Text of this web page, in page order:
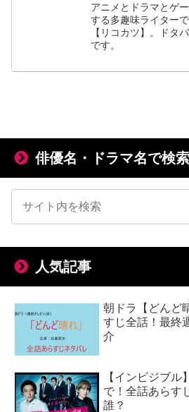
アニメとドラマとゲ
する多趣味ライター
【リコカツ】。ドタ
です。
俳優名・ドラマ名で検索
人気記事
朝ドラ【どんど
すじ全話！最終
介
【インビジブル
で！全話あらす
誰？